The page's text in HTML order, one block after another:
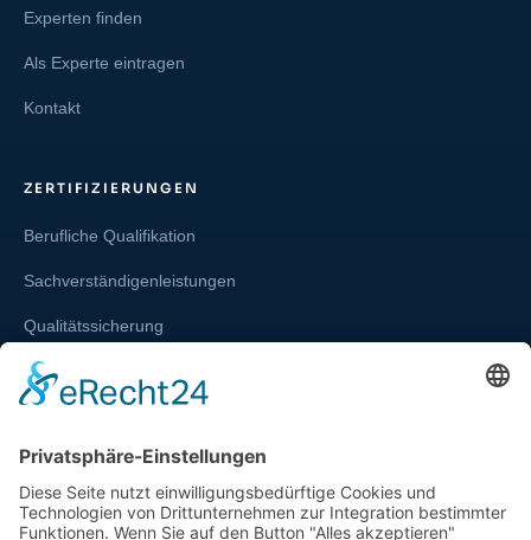
Experten finden
Als Experte eintragen
Kontakt
ZERTIFIZIERUNGEN
Berufliche Qualifikation
Sachverständigenleistungen
Qualitätssicherung
Weiterbildung und Schulung
SERVICE & RECHT